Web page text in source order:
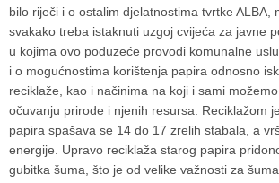
bilo riječi i o ostalim djelatnostima tvrtke ALBA,
svakako treba istaknuti uzgoj cvijeća za javne
u kojima ovo poduzeće provodi komunalne
i o mogućnostima korištenja papira odnosno
reciklaže, kao i načinima na koji i sami
očuvanju prirode i njenih resursa. Reciklažom
papira spašava se 14 do 17 zrelih stabala, a
energije. Upravo reciklaža starog papira
gubitka šuma, što je od velike važnosti za